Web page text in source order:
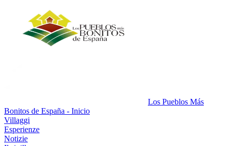
Los Pueblos Más
Bonitos de España - Inicio
Villaggi
Esperienze
Notizie